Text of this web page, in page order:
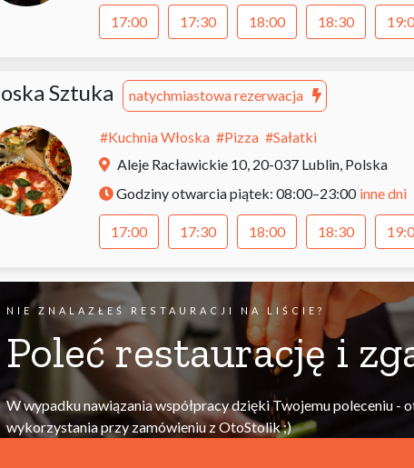
17:00 17:30 18:00 18:30
Sztuka natychmiastowa rezerwacja
#Kuchnia Włoska #Pizza #Sałatki
Aleje Racławickie 10, 20-037 Lublin, Polska
Godziny otwarciapiątek: 08:00–23:00 inne dni
17:00 17:30 18:00 18:30
NIE ZNALAZŁEŚ RESTAURACJI NA LIŚCIE?
Poleć restaurację i
W wypadku nawiązania współpracy dzięki Twojemu poleceniu -
wykorzystania przy zamówieniu zOtoStolik;)